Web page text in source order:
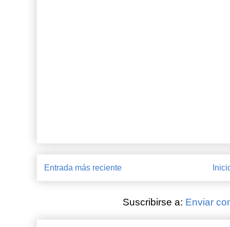
Entrada más reciente
Suscribirse a: Enviar